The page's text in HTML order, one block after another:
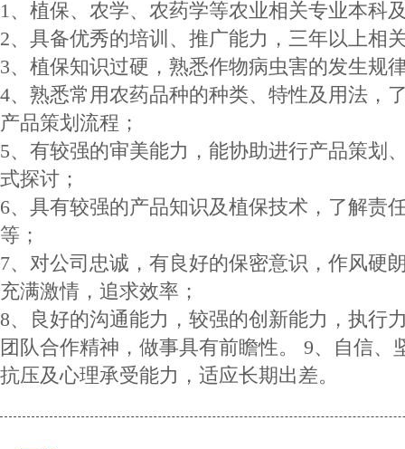
1、植保、农学、农药学等农业相关专业本科
2、具备优秀的培训、推广能力，三年以上相
3、植保知识过硬，熟悉作物病虫害的发生规
4、熟悉常用农药品种的种类、特性及用法，
产品策划流程；
5、有较强的审美能力，能协助进行产品策划
式探讨；
6、具有较强的产品知识及植保技术，了解责
等；
7、对公司忠诚，有良好的保密意识，作风硬
充满激情，追求效率；
8、良好的沟通能力，较强的创新能力，执行
团队合作精神，做事具有前瞻性。 9、自信
抗压及心理承受能力，适应长期出差。